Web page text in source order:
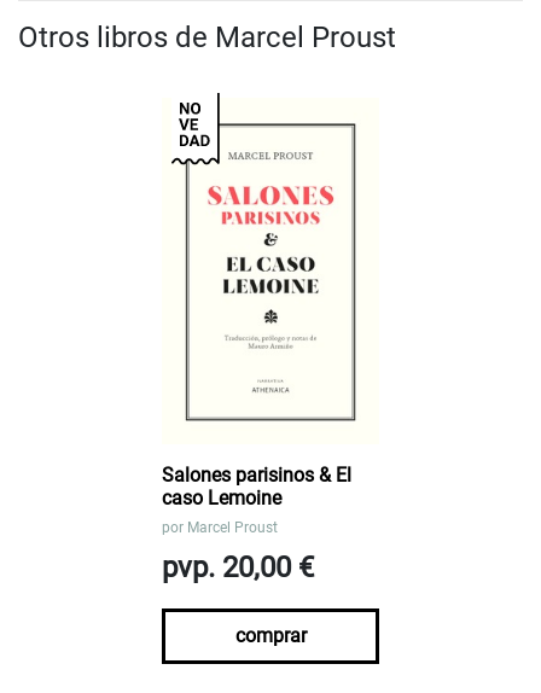
Otros libros de Marcel Proust
Salones parisinos & El
caso Lemoine
por Marcel Proust
pvp. 20,00 €
comprar